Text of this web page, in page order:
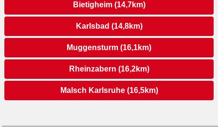
Bietigheim (14,7km)
Karlsbad (14,8km)
Muggensturm (16,1km)
Rheinzabern (16,2km)
Malsch Karlsruhe (16,5km)